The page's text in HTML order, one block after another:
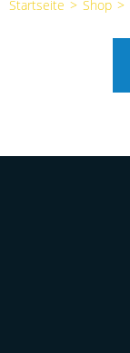
Startseite > Shop >